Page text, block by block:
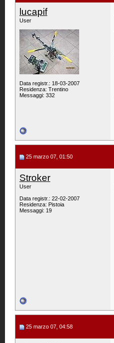
lucapif
User
Data registr.: 18-03-2007
Residenza: Trentino
Messaggi: 332
25 marzo 07, 01:50
Stroker
User
Data registr.: 22-02-2007
Residenza: Pistoia
Messaggi: 19
25 marzo 07, 04:58